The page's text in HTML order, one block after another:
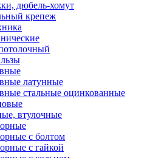
дюбель-хомут
крепеж
латунные
стальные оцинкованные
втулочные
с болтом
с гайкой